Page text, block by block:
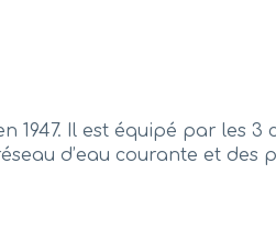
Il est équipé par les 3
d’eau courante et des